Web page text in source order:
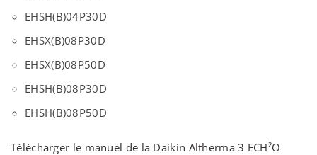
EHSH(B)04P30D
EHSX(B)08P30D
EHSX(B)08P50D
EHSH(B)08P30D
EHSH(B)08P50D
Télécharger le manuel de la Daikin Altherma 3 ECH²O